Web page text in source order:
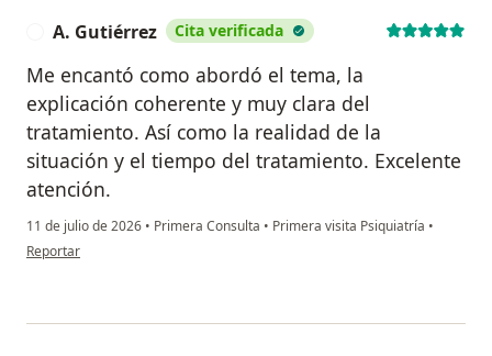
A. Gutiérrez Cita verificada
Me encantó como abordó el tema, la
explicación coherente y muy clara del
tratamiento. Así como la realidad de la
situación y el tiempo del tratamiento. Excelente
atención.
11 de julio de 2026 • Primera Consulta • Primera visita Psiquiatría •
en opinión del usuario A. Gutiérrez
Reportar